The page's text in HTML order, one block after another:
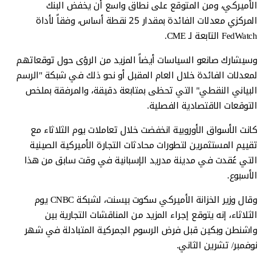
الأميركي، ومن المتوقع على نطاق واسع أن يخفض البنك
المركزي معدلات الفائدة بمقدار 25 نقطة أساس، وفقاً لأداة
FedWatch التابعة لـ CME.
وسيشارك صانعو السياسات أيضاً المزيد من الرؤى حول توقعاتهم
لمعدلات الفائدة خلال العام المقبل أو نحو ذلك في شبكة "الرسم
البياني النقطي" التي تحظى بمتابعة دقيقة، والمرفقة بملخص
التوقعات الاقتصادية الفصلية.
كانت الأسواق الأوروبية انخفضت خلال تعاملات يوم الثلاثاء مع
تقييم المستثمرين لتطورات محادثات التجارة الأميركية الصينية
التي عُقدت في مدينة مدريد الإسبانية في وقت سابق من هذا
الأسبوع.
وقال وزير الخزانة الأميركي سكوت بيسنت، لشبكة CNBC يوم
الثلاثاء، إنه يتوقع إجراء المزيد من المناقشات التجارية بين
واشنطن وبكين قبل فرض الرسوم الجمركية المتبادلة في شهر
نوفمبر/ تشرين الثاني.